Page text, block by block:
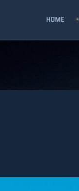
HOME